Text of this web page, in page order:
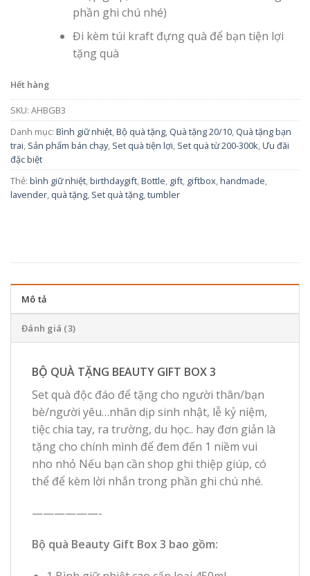
phần ghi chú nhé)
Đi kèm túi kraft đựng quà để bạn tiện lợi
tặng quà
Hết hàng
SKU: AHBGB3
Danh mục: Bình giữ nhiệt,Bộ quà tặng, Quà tặng 20/10, Quà tặng bạn
trai, Sản phẩm bán chạy, Set quà tiện lợi, Set quà từ 200-300k, Ưu đãi
đặc biệt
Thẻ: bình giữ nhiệt,birthdaygift,Bottle, gift, giftbox,handmade,
lavender, quà tặng, Set quà tặng,tumbler
Mô tả
Đánh giá (3)
BỘ QUÀ TẶNG BEAUTY GIFT BOX 3
Set quà độc đáo để tặng cho người thân/bạn
bè/người yêu…nhân dịp sinh nhật, lễ kỷ niệm,
tiệc chia tay, ra trường, du học.. hay đơn giản là
tặng cho chính mình để đem đến 1 niềm vui
nho nhỏ Nếu bạn cần shop ghi thiệp giúp, có
thể để kèm lời nhắn trong phần ghi chú nhé.
——————-
Bộ quà Beauty Gift Box 3 bao gồm: